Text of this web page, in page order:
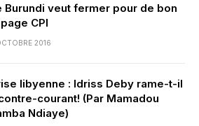
Burundi veut fermer pour de bon
CPI
2016
libyenne : Idriss Deby rame-t-il
courant! (Par Mamadou
Ndiaye)